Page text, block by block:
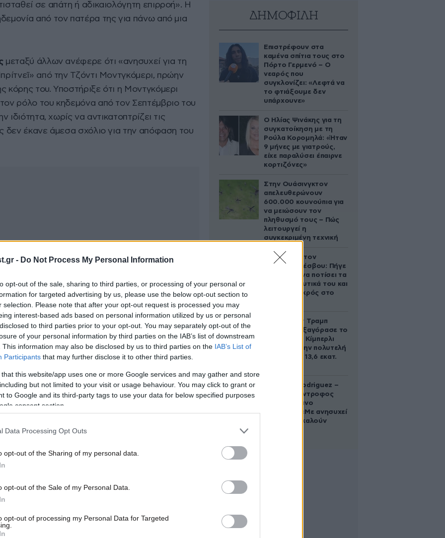
- Do Not Process My Personal Information
opt-out of the sale, sharing to third parties, or processing of your personal or
for targeted advertising by us, please use the below opt-out section to
selection. Please note that after your opt-out request is processed you may
interest-based ads based on personal information utilized by us or personal
to third parties prior to your opt-out. You may separately opt-out of the
of your personal information by third parties on the IAB’s list of downstream
This information may also be disclosed by us to third parties on the IAB’s List of
Participants that may further disclose it to other third parties.
that this website/app uses one or more Google services and may gather and store
but not limited to your visit or usage behaviour. You may click to grant or
to Google and its third-party tags to use your data for below specified purposes
consent section.
Data Processing Opt Outs
opt-out of the Sharing of my personal data.
opt-out of the Sale of my Personal Data.
opt-out of processing my Personal Data for Targeted
σε απάτη ή αδικαιολόγητη επιρροή». Η
από τον πατέρα της για πάνω από μια
μεταξύ άλλων ανέφερε ότι «ανησυχεί για τη
από την Τζόντι Μοντγκόμερι, πρώην
κόρης του. Υποστήριξε ότι η Μοντγκόμερι
ρόλο του κηδεμόνα από τον Σεπτέμβριο του
ιδιότητα, χωρίς να αντικατοπτρίζει τις
δεν έκανε άμεσα σχόλιο για την απόφαση του
ένα κύμα συμπαράστασης στην
Μαράια Κάρεϊ είναι κάποιοι από τους
συμπαράστασης στην ποπ σταρ, η οποία
κηδεμονία από τον πατέρα της τα
ΔΗΜΟΦΙΛΗ
Επιστρέφουν στα
καμένα σπίτια τους στο
Πόρτο Γερμενό – Ο
νεαρός που
συγκλονίζει: «Λεφτά να
το φτιάξουμε δεν
υπάρχουνε»
Ο Ηλίας Ψινάκης για τη
συγκατοίκηση με τη
Ρούλα Κορομηλά: «Ήταν
9 μήνες με γιατρούς,
είχε παραλύσει έπαιρνε
κορτιζόνες»
Στην Ουάσινγκτον
απελευθερώνουν
600.000 κουνούπια για
να μειώσουν τον
πληθυσμό τους – Πώς
λειτουργεί η
συγκεκριμένη τεχνική
Τραγωδία στον
Ασώματο Λέσβου: Πήγε
στο κτήμα να ποτίσει τα
οπωροκηπευτικά του και
βρέθηκε νεκρός στο
Ο Ντόναλντ Τραμπ
Τζούνιορ εξαγόρασε το
μερίδιο της Κίμπερλι
Γκίλφοϊλ στην πολυτελή
έπαυλη των 13,6 εκατ.
Georgina Rodriguez –
Ξεσπά η σύντροφος
του Κριστιάνο
Ρονάλντο: «Με ανησυχεί
που με αποκαλούν